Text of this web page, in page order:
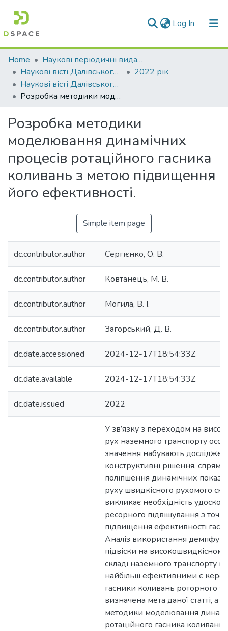
Log In (current)
Communities & Collections
All of DSpace
Statistics
Home
Наукові періодичні видання СНУ ім. В. Даля
Наукові вісті Далівського університету
2022 рік
Наукові вісті Далівського університету № 23
Розробка методики моделювання динамічних процесів ротаційного гасника коливань з метою підвищення його ефективності.
Розробка методики
моделювання динамічних
процесів ротаційного гасника
коливань з метою підвищення
його ефективності.
Simple item page
dc.contributor.author Сергієнко, О. В.
dc.contributor.author Ковтанець, М. В.
dc.contributor.author Могила, В. І.
dc.contributor.author Загорський, Д. В.
dc.date.accessioned 2024-12-17T18:54:33Z
dc.date.available 2024-12-17T18:54:33Z
dc.date.issued 2022
У зв’язку з переходом на
рух наземного транспорту
значення набувають
конструктивні рішення,
поліпшення динамічних
руху швидкісного рухомого
викликає необхідність
ресорного підвішування з
підвищення ефективності
Аналіз використання
підвіски на
складі наземного транспорту
найбільш ефективними є
гасники коливань роторного
визначена мета даної статті, а
методики моделювання
ротаційного гасника коливань,